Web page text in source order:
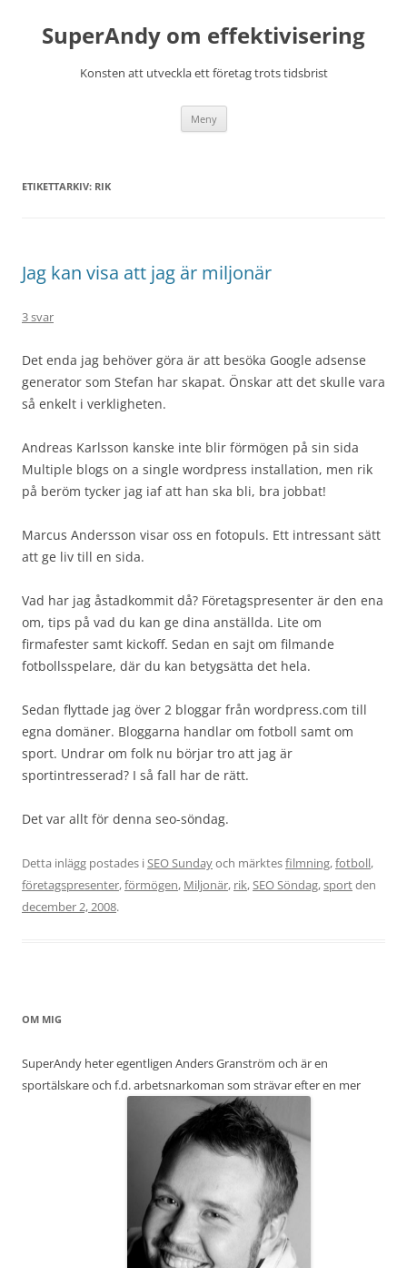
innehåll
SuperAndy om effektivisering
Konsten att utveckla ett företag trots tidsbrist
Meny
ETIKETTARKIV: RIK
Jag kan visa att jag är miljonär
3 svar
Det enda jag behöver göra är att besöka Google adsense
generator som Stefan har skapat. Önskar att det skulle vara
så enkelt i verkligheten.
Andreas Karlsson kanske inte blir förmögen på sin sida
Multiple blogs on a single wordpress installation, men rik
på beröm tycker jag iaf att han ska bli, bra jobbat!
Marcus Andersson visar oss en fotopuls. Ett intressant sätt
att ge liv till en sida.
Vad har jag åstadkommit då? Företagspresenter är den ena
om, tips på vad du kan ge dina anställda. Lite om
firmafester samt kickoff. Sedan en sajt om filmande
fotbollsspelare, där du kan betygsätta det hela.
Sedan flyttade jag över 2 bloggar från wordpress.com till
egna domäner. Bloggarna handlar om fotboll samt om
sport. Undrar om folk nu börjar tro att jag är
sportintresserad? I så fall har de rätt.
Det var allt för denna seo-söndag.
Detta inlägg postades iSEO Sundayoch märktesfilmning,fotboll,
företagspresenter,förmögen, Miljonär, rik,SEO Söndag,sportden
december 2, 2008.
OM MIG
SuperAndy heter egentligen Anders Granström och är en
sportälskare och f.d. arbetsnarkoman som strävar efter en mer